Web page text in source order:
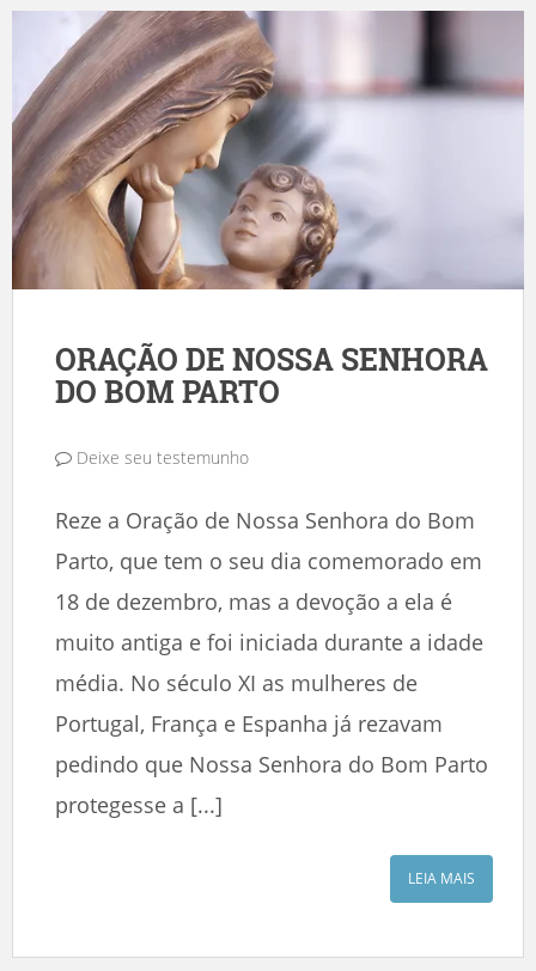
ORAÇÃO DE NOSSA SENHORA
DO BOM PARTO
Deixe seu testemunho
Reze a Oração de Nossa Senhora do Bom
Parto, que tem o seu dia comemorado em
18 de dezembro, mas a devoção a ela é
muito antiga e foi iniciada durante a idade
média. No século XI as mulheres de
Portugal, França e Espanha já rezavam
pedindo que Nossa Senhora do Bom Parto
protegesse a [...]
LEIA MAIS